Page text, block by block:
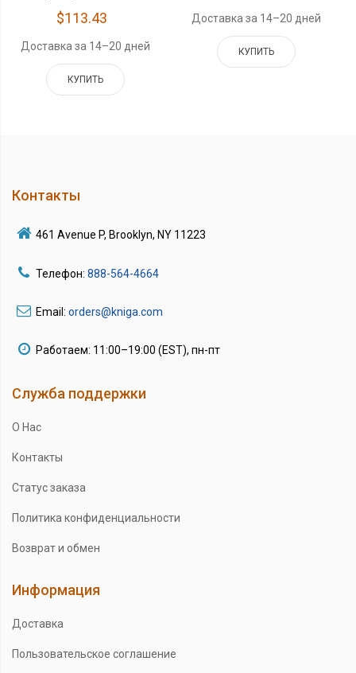
$113.43
Доставка за 14–20 дней
КУПИТЬ
Доставка за 14–20 дней
КУПИТЬ
Контакты
461 Avenue P, Brooklyn, NY 11223
Телефон: 888-564-4664
Email: orders@kniga.com
Работаем: 11:00–19:00 (EST), пн-пт
Служба поддержки
О Нас
Контакты
Статус заказа
Политика конфиденциальности
Возврат и обмен
Информация
Доставка
Пользовательское соглашение